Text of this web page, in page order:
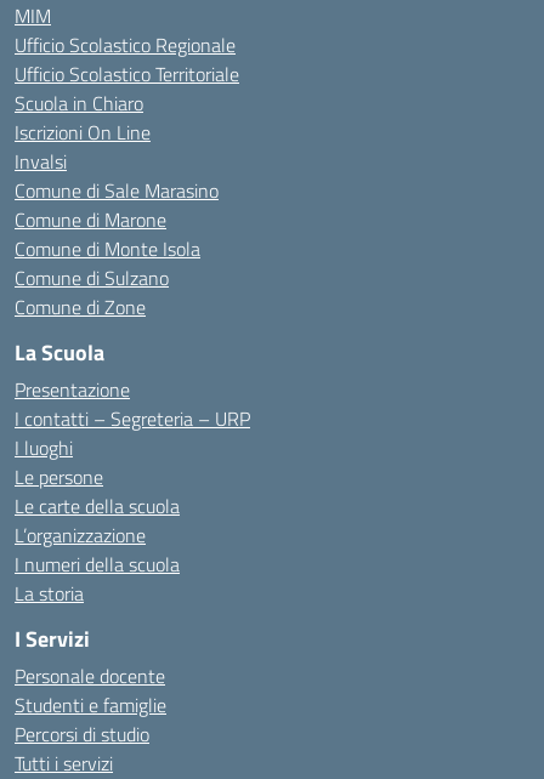
MIM
Ufficio Scolastico Regionale
Ufficio Scolastico Territoriale
Scuola in Chiaro
Iscrizioni On Line
Invalsi
Comune di Sale Marasino
Comune di Marone
Comune di Monte Isola
Comune di Sulzano
Comune di Zone
La Scuola
Presentazione
I contatti – Segreteria – URP
I luoghi
Le persone
Le carte della scuola
L’organizzazione
I numeri della scuola
La storia
I Servizi
Personale docente
Studenti e famiglie
Percorsi di studio
Tutti i servizi